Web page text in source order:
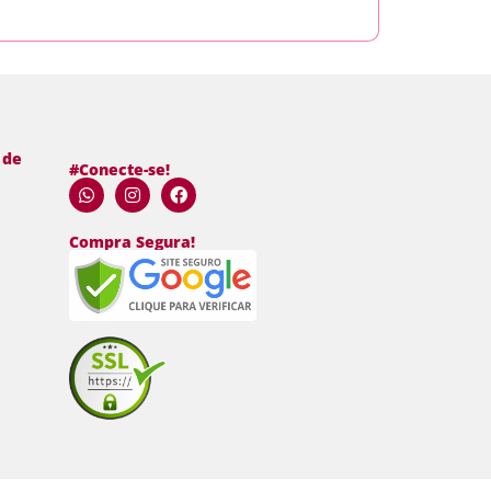
#Conecte-se!
Compra Segura!